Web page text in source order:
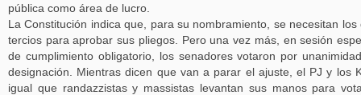
pública como área de lucro.
La Constitución indica que, para su nombramiento, se necesitan los
tercios para aprobar sus pliegos. Pero una vez más, en sesión
de cumplimiento obligatorio, los senadores votaron por
designación. Mientras dicen que van a parar el ajuste, el PJ y los
igual que randazzistas y massistas levantan sus manos para